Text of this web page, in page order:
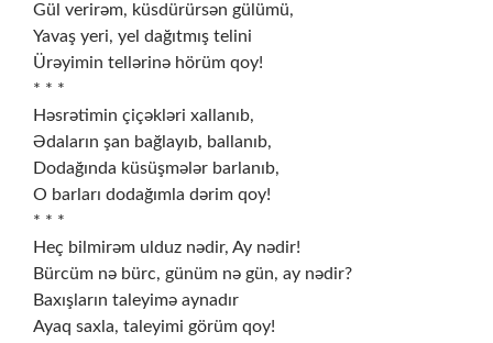
Gül verirəm, küsdürürsən gülümü,
Yavaş yeri, yel dağıtmış telini
Ürəyimin tellərinə hörüm qoy!
* * *
Həsrətimin çiçəkləri xallanıb,
Ədaların şan bağlayıb, ballanıb,
Dodağında küsüşmələr barlanıb,
O barları dodağımla dərim qoy!
* * *
Heç bilmirəm ulduz nədir, Ay nədir!
Bürcüm nə bürc, günüm nə gün, ay nədir?
Baxışların taleyimə aynadır
Ayaq saxla, taleyimi görüm qoy!